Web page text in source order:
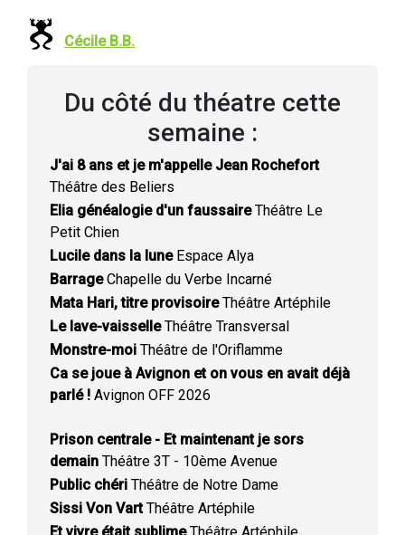
Cécile B.B.
Du côté du théatre cette
semaine :
J'ai 8 ans et je m'appelle Jean Rochefort
Théâtre des Beliers
Elia généalogie d'un faussaireThéâtre Le
Petit Chien
Lucile dans la luneEspace Alya
BarrageChapelle du Verbe Incarné
Mata Hari, titre provisoireThéâtre Artéphile
Le lave-vaisselleThéâtre Transversal
Monstre-moi Théâtre de l'Oriflamme
Ca se joue à Avignon et on vous en avait déjà
parlé ! Avignon OFF 2026
Prison centrale - Et maintenant je sors
demain Théâtre 3T - 10ème Avenue
Public chéri Théâtre de Notre Dame
Sissi Von VartThéâtre Artéphile